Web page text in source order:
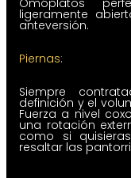
ligeramente
anteversión.
Piernas:
Siempre
definición y el
Fuerza a nivel
una rotación
como si
resaltar las